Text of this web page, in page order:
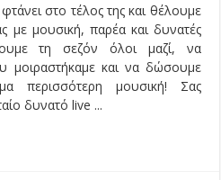
στο τέλος της και θέλουμε
με μουσική, παρέα και δυνατές
τη σεζόν όλοι μαζί, να
μοιραστήκαμε και να δώσουμε
περισσότερη μουσική! Σας
δυνατό live ...